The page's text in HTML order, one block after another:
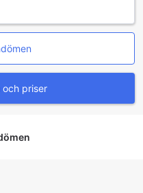
och priser